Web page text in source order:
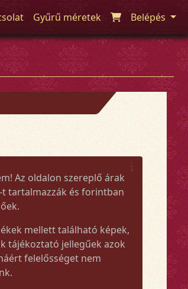
Gyűrű méretek Belépés
Az oldalon szereplő árak
t tartalmazzák és forintban
mellett található képek,
tájékoztató jellegűek azok
felelősséget nem